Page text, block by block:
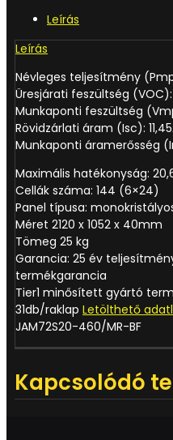
Leírás
Leírás
Névleges teljesítmény
Üresjárati feszültség (VOC):
Munkaponti feszültség
Rövidzárlati áram (Isc):
Munkaponti áramerősség
Maximális hatékonyság:
Cellák száma: 144 (6×24)
Panel típusa:
Méret 2120 x 1052 x 40mm
Tömeg 25 kg
Garancia: 25 év
termékgarancia
Tier1 minősített gyártó
31db/raklap Letölthető
JAM72S20-460/MR-BF
Kapcsolódó